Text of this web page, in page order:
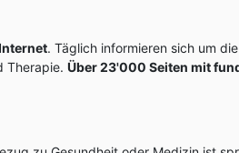
. Täglich informieren sich um die
Therapie. Über 23'000 Seiten mit